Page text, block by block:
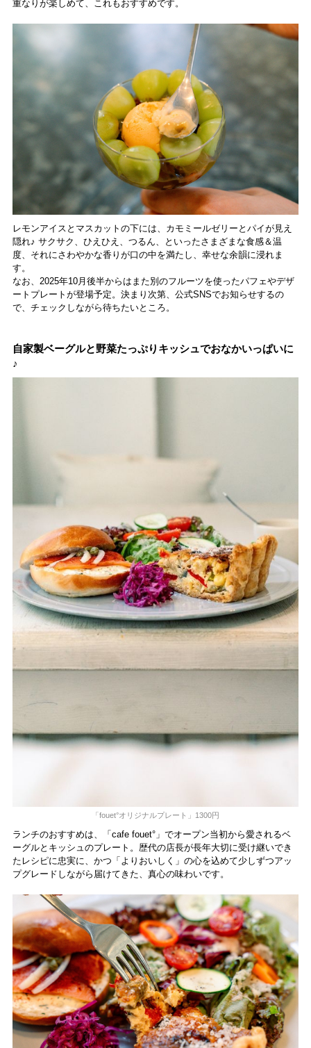
重なりが楽しめて、これもおすすめです。
レモンアイスとマスカットの下には、カモミールゼリーとパイが見え
隠れ♪ サクサク、ひえひえ、つるん、といったさまざまな食感＆温
度、それにさわやかな香りが口の中を満たし、幸せな余韻に浸れま
す。
なお、2025年10月後半からはまた別のフルーツを使ったパフェやデザ
ートプレートが登場予定。決まり次第、公式SNSでお知らせするの
で、チェックしながら待ちたいところ。
自家製ベーグルと野菜たっぷりキッシュでおなかいっぱいに
♪
「fouet°オリジナルプレート」1300円
ランチのおすすめは、「cafe fouet°」でオープン当初から愛されるベ
ーグルとキッシュのプレート。歴代の店長が長年大切に受け継いでき
たレシピに忠実に、かつ「よりおいしく」の心を込めて少しずつアッ
プグレードしながら届けてきた、真心の味わいです。